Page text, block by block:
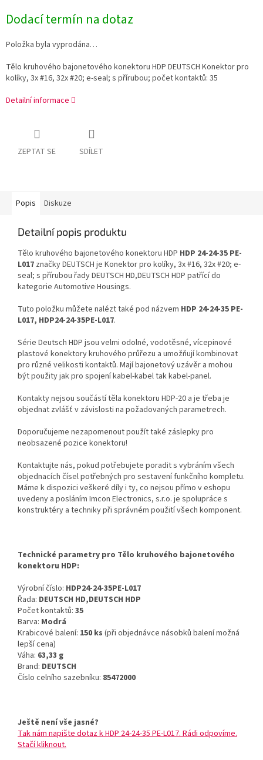
cena:
Dodací termín na dotaz
Položka byla vyprodána…
Tělo kruhového bajonetového konektoru HDP DEUTSCH Konektor pro
kolíky, 3x #16, 32x #20; e-seal; s přírubou; počet kontaktů: 35
Detailní informace
ZEPTAT SE SDÍLET
Popis Diskuze
Detailní popis produktu
Tělo kruhového bajonetového konektoru HDP HDP 24-24-35 PE-
L017 značky DEUTSCH je Konektor pro kolíky, 3x #16, 32x #20; e-
seal; s přírubou řady DEUTSCH HD,DEUTSCH HDP patřící do
kategorie Automotive Housings.
Tuto položku můžete nalézt také pod názvem HDP 24-24-35 PE-
L017, HDP24-24-35PE-L017.
Série Deutsch HDP jsou velmi odolné, vodotěsné, vícepinové
plastové konektory kruhového průřezu a umožňují kombinovat
pro různé velikosti kontaktů. Mají bajonetový uzávěr a mohou
být použity jak pro spojení kabel-kabel tak kabel-panel.
Kontakty nejsou součástí těla konektoru HDP-20 a je třeba je
objednat zvlášť v závislosti na požadovaných parametrech.
Doporučujeme nezapomenout použít také záslepky pro
neobsazené pozice konektoru!
Kontaktujte nás, pokud potřebujete poradit s vybráním všech
objednacích čísel potřebných pro sestavení funkčního kompletu.
Máme k dispozici veškeré díly i ty, co nejsou přímo v eshopu
uvedeny a posláním Imcon Electronics, s.r.o. je spolupráce s
konstruktéry a techniky při správném použití všech komponent.
Technické parametry pro Tělo kruhového bajonetového
konektoru HDP:
Výrobní číslo: HDP24-24-35PE-L017
Řada: DEUTSCH HD,DEUTSCH HDP
Počet kontaktů: 35
Barva: Modrá
Krabicové balení: 150 ks (při objednávce násobků balení možná
lepší cena)
Váha: 63,33 g
Brand: DEUTSCH
Číslo celního sazebníku: 85472000
Ještě není vše jasné?
Tak nám napište dotaz k HDP 24-24-35 PE-L017. Rádi odpovíme.
Stačí kliknout.